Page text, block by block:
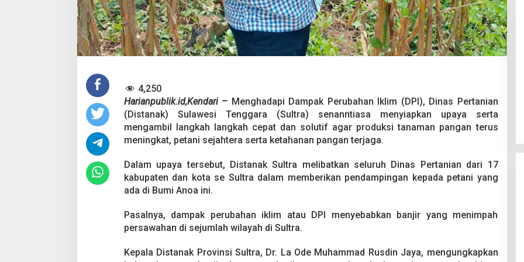
a
m
p
a
k
r
b
a
h
a
k
l
i
4,250
Harianpublik.id,Kendari – Menghadapi Dampak Perubahan Iklim (DPI), Dinas Pertanian
(Distanak) Sulawesi Tenggara (Sultra) senanntiasa menyiapkan upaya serta
mengambil langkah langkah cepat dan solutif agar produksi tanaman pangan terus
meningkat, petani sejahtera serta ketahanan pangan terjaga.
Dalam upaya tersebut, Distanak Sultra melibatkan seluruh Dinas Pertanian dari 17
kabupaten dan kota se Sultra dalam memberikan pendampingan kepada petani yang
ada di Bumi Anoa ini.
Pasalnya, dampak perubahan iklim atau DPI menyebabkan banjir yang menimpah
persawahan di sejumlah wilayah di Sultra.
Kepala Distanak Provinsi Sultra, Dr. La Ode Muhammad Rusdin Jaya, mengungkapkan
Mencekam, Mahasiswa Ditikam
Badik Usai Cekcok saat Pesta
Miras
29 Juni 2026